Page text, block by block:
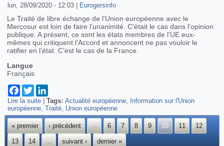
lun, 28/09/2020 - 12:03 Eurogersinfo
Le Traité de libre échange de l'Union européenne avec le
Mercosur est loin de faire l’unanimité. C’était le cas dans l’opinion
publique. A présent, ce sont les états membres de l’UE eux-
mêmes qui critiquent l’Accord et annoncent ne pas vouloir le
ratifier en l’état. C’est le cas de la France.
Langue
Français
Facebook
Twitter
Lire la suite de La France ne veut toujours pas de l’accord Mercosur
|Tags:Actualité européenne
Information sur l'Union
européenne Traité Union européenne
Pages
« premier ‹ précédent … 6 7 8 9 10 11 12
13 14 … suivant › dernier »